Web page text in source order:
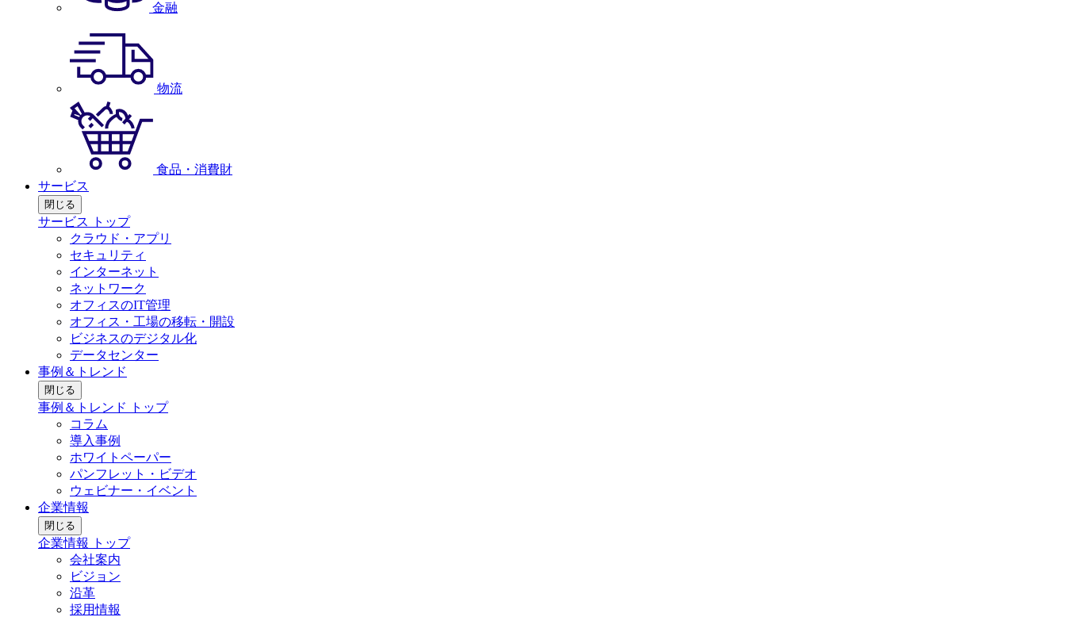
金融
物流
食品・消費財
サービス
閉じる
サービス トップ
クラウド・アプリ
セキュリティ
インターネット
ネットワーク
オフィスのIT管理
オフィス・工場の移転・開設
ビジネスのデジタル化
データセンター
事例＆トレンド
閉じる
事例＆トレンド トップ
コラム
導入事例
ホワイトペーパー
パンフレット・ビデオ
ウェビナー・イベント
企業情報
閉じる
企業情報 トップ
会社案内
ビジョン
沿革
採用情報